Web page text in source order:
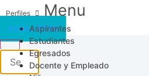
Menu
Aspirantes
Estudiantes
Egresados
Docente y Empleado
Acceso SICAU